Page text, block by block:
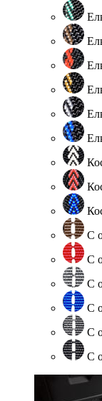
С
С
С
С
С
С